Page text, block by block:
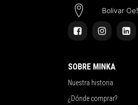
Bolivar
SOBRE MINKA
Nuestra historia
¿Dónde comprar?